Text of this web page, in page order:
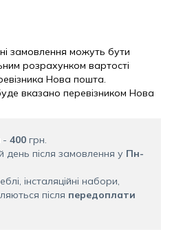
замовлення можуть бути
розрахунком вартості
Нова пошта.
вказано перевізником Нова
- 400 грн.
день після замовлення у Пн-
інсталяційні набори,
після передоплати